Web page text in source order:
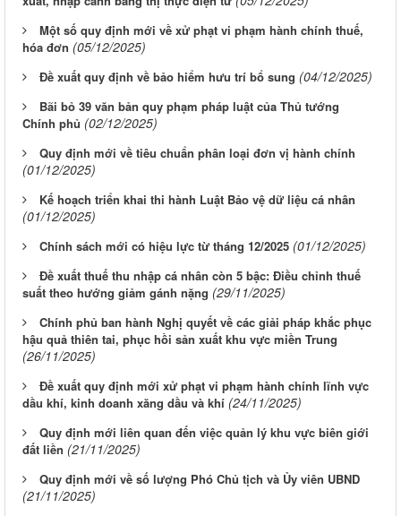
Một số quy định mới về xử phạt vi phạm hành chính thuế,
hóa đơn (05/12/2025)
Đề xuất quy định về bảo hiểm hưu trí bổ sung (04/12/2025)
Bãi bỏ 39 văn bản quy phạm pháp luật của Thủ tướng
Chính phủ (02/12/2025)
Quy định mới về tiêu chuẩn phân loại đơn vị hành chính
(01/12/2025)
Kế hoạch triển khai thi hành Luật Bảo vệ dữ liệu cá nhân
(01/12/2025)
Chính sách mới có hiệu lực từ tháng 12/2025 (01/12/2025)
Đề xuất thuế thu nhập cá nhân còn 5 bậc: Điều chỉnh thuế
suất theo hướng giảm gánh nặng (29/11/2025)
Chính phủ ban hành Nghị quyết về các giải pháp khắc phục
hậu quả thiên tai, phục hồi sản xuất khu vực miền Trung
(26/11/2025)
Đề xuất quy định mới xử phạt vi phạm hành chính lĩnh vực
dầu khí, kinh doanh xăng dầu và khí (24/11/2025)
Quy định mới liên quan đến việc quản lý khu vực biên giới
đất liền (21/11/2025)
Quy định mới về số lượng Phó Chủ tịch và Ủy viên UBND
(21/11/2025)